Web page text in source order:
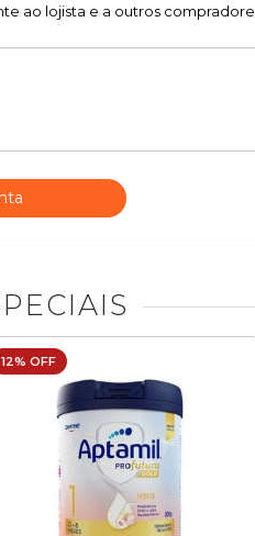
ao lojista e a outros
12% OFF